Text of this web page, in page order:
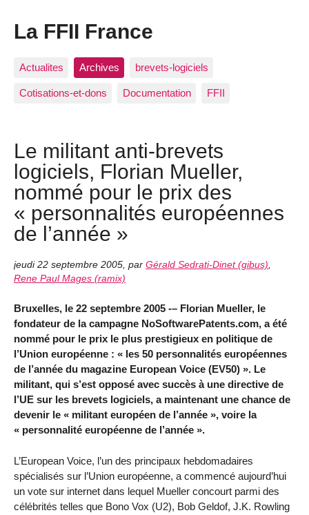
La FFII France
Actualites Archives brevets-logiciels
Cotisations-et-dons Documentation FFII
Le militant anti-brevets
logiciels, Florian Mueller,
nommé pour le prix des
« personnalités européennes
de l’année »
jeudi 22 septembre 2005 par Gérald Sedrati-Dinet (gibus)
Rene Paul Mages (ramix)
Bruxelles, le 22 septembre 2005 -– Florian Mueller, le
fondateur de la campagne NoSoftwarePatents.com, a été
nommé pour le prix le plus prestigieux en politique de
l’Union européenne : « les 50 personnalités européennes
de l’année du magazine European Voice (EV50) ». Le
militant, qui s’est opposé avec succès à une directive de
l’UE sur les brevets logiciels, a maintenant une chance de
devenir le « militant européen de l’année », voire la
« personnalité européenne de l’année ».
L’European Voice, l’un des principaux hebdomadaires
spécialisés sur l’Union européenne, a commencé aujourd’hui
un vote sur internet dans lequel Mueller concourt parmi des
célébrités telles que Bono Vox (U2), Bob Geldof, J.K. Rowling